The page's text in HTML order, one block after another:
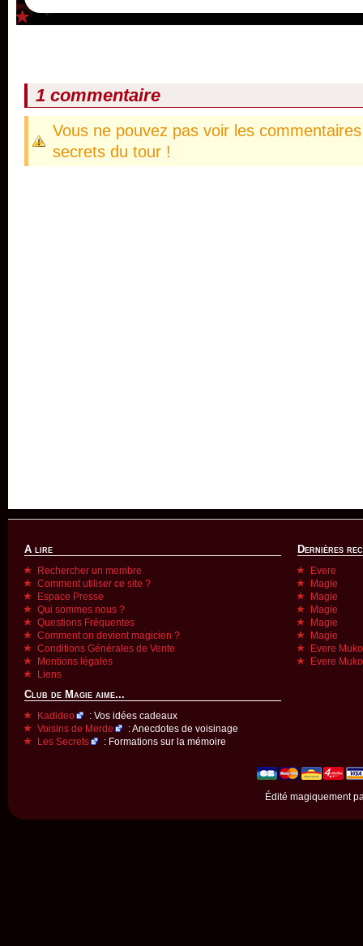
1 commentaire
Vous ne pouvez pas voir les
secrets du tour !
A lire
Rechercher un membre
Comment utiliser ce site ?
Espace Presse
Qui sommes nous ?
Questions Fréquentes
Comment on devient magicien ?
Conditions Générales de Vente
Mentions légales
Liens
Club de Magie aime...
Kadideo
: Vos idées cadeaux
Voisins de Merde
: Anecdotes de voisinage
Les Secrets
: Formations sur la mémoire
Dernières
Evere
Magie
Magie
Magie
Magie
Magie
Evere
Evere
Édité magiquement